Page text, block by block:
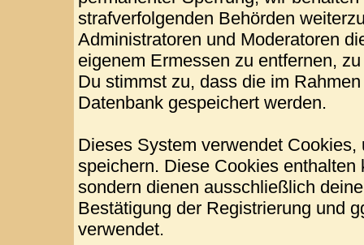
strafverfolgenden Behörden
Administratoren und Moderatoren
eigenem Ermessen zu entfernen,
Du stimmst zu, dass die im
Datenbank gespeichert werden.
Dieses System verwendet
speichern. Diese Cookies
sondern dienen ausschließlich
Bestätigung der Registrierung und
verwendet.